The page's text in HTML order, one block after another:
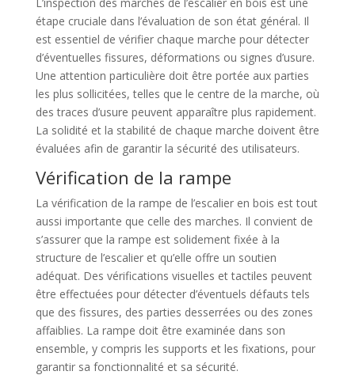
étape cruciale dans l’évaluation de son état général. Il
est essentiel de vérifier chaque marche pour détecter
d’éventuelles fissures, déformations ou signes d’usure.
Une attention particulière doit être portée aux parties
les plus sollicitées, telles que le centre de la marche, où
des traces d’usure peuvent apparaître plus rapidement.
La solidité et la stabilité de chaque marche doivent être
évaluées afin de garantir la sécurité des utilisateurs.
Vérification de la rampe
La vérification de la rampe de l’escalier en bois est tout
aussi importante que celle des marches. Il convient de
s’assurer que la rampe est solidement fixée à la
structure de l’escalier et qu’elle offre un soutien
adéquat. Des vérifications visuelles et tactiles peuvent
être effectuées pour détecter d’éventuels défauts tels
que des fissures, des parties desserrées ou des zones
affaiblies. La rampe doit être examinée dans son
ensemble, y compris les supports et les fixations, pour
garantir sa fonctionnalité et sa sécurité.